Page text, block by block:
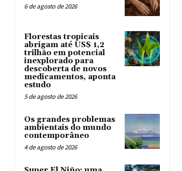
6 de agosto de 2026
Florestas tropicais
abrigam até US$ 1,2
trilhão em potencial
inexplorado para
descoberta de novos
medicamentos, aponta
estudo
5 de agosto de 2026
Os grandes problemas
ambientais do mundo
contemporâneo
4 de agosto de 2026